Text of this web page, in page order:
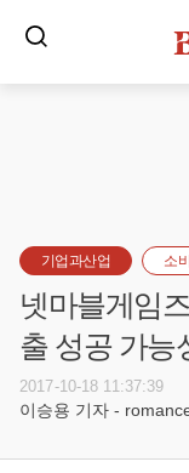
기업과산업 소
넷마블게임
출 성공 가능
2017-10-18 11:37:39
이승용 기자 -